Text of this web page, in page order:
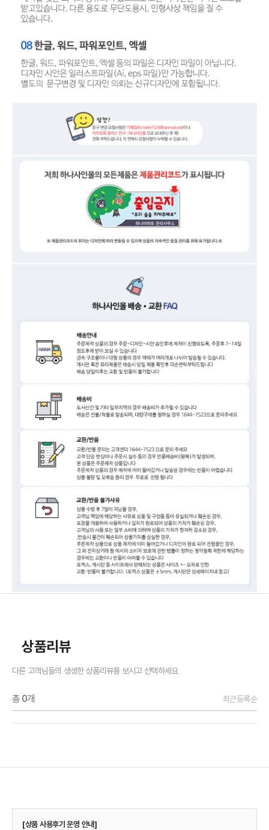
상품리뷰
다른 고객님들의 생생한 상품리뷰를 보시고 선택하세요
총 0개 최근등록순
[상품 사용후기 운영 안내]